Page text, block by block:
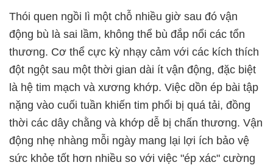
Thói quen ngồi lì một chỗ nhiều giờ sau đó vận
động bù là sai lầm, không thể bù đắp nổi các tổn
thương. Cơ thể cực kỳ nhạy cảm với các kích thích
đột ngột sau một thời gian dài ít vận động, đặc biệt
là hệ tim mạch và xương khớp. Việc dồn ép bài tập
nặng vào cuối tuần khiến tim phổi bị quá tải, đồng
thời các dây chằng và khớp dễ bị chấn thương. Vận
động nhẹ nhàng mỗi ngày mang lại lợi ích bảo vệ
sức khỏe tốt hơn nhiều so với việc "ép xác" cường